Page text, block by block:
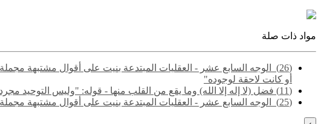
مواد ذات صلة
(26) ‌‌ الوجه السابع عشر - العقليات المبتدعة بنيت على أقوال مشتبهة
أو كانت لاحقة لوجوده"
(11) فضل (لا إله إلا الله) وما يقع من القلب منها - قوله: "وليس التوحيد مجرد إقرار العبد بأنه لا خالق إلا الله.."
(25) ‌‌ الوجه السابع عشر - العقليات المبتدعة بنيت على أقوال مشتبهة مجملة تشتمل على حق وباطل - قوله: "والمقصود هنا الفرق بين ما لا يتم الوجوب إلا به، وما لا يتم الواجب إلا به"